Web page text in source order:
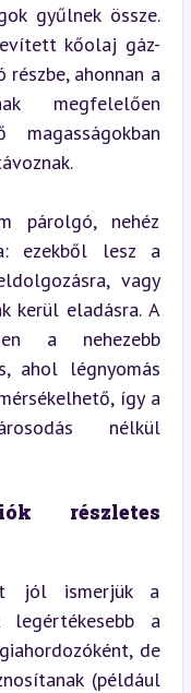
gyűlnek össze.
kőolaj gáz-
ahonnan a
megfelelően
párolgó, nehéz
ezekből lesz a
vagy
kerül eladásra. A
a nehezebb
ahol légnyomás
így a
nélkül
részletes
jól ismerjük a
legértékesebb a
de
(például